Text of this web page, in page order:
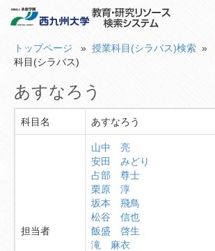
トップページ » 授業科目(シラバス)検索 »
科目(シラバス)
あすなろう
科目名 あすなろう
担当者
山中 亮
安田 みどり
占部 尊士
栗原 淳
坂本 飛鳥
松谷 信也
飯盛 啓生
滝 麻衣